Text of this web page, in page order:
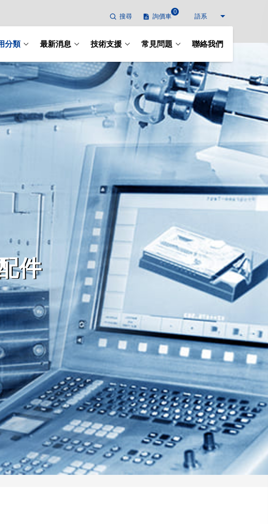
搜尋
0
詢價車 語系
分類 最新消息 技術支援 常見問題 聯絡我們
件